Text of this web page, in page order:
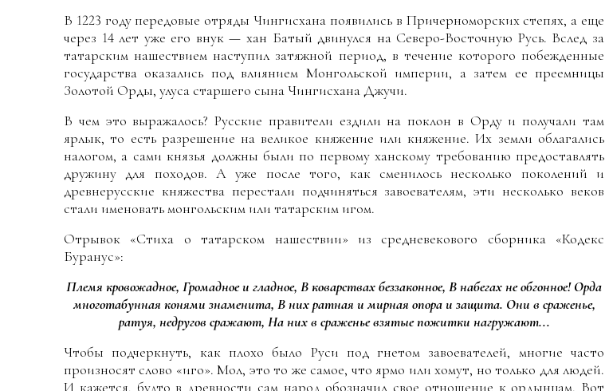
В 1223 году передовые отряды Чингисхана появились в Причерноморских степях, а еще
через 14 лет уже его внук — хан Батый двинулся на Северо-Восточную Русь. Вслед за
татарским нашествием наступил затяжной период, в течение которого побежденные
государства оказались под влиянием Монгольской империи, а затем ее преемницы
Золотой Орды, улуса старшего сына Чингисхана Джучи.
В чем это выражалось? Русские правители ездили на поклон в Орду и получали там
ярлык, то есть разрешение на великое княжение или княжение. Их земли облагались
налогом, а сами князья должны были по первому ханскому требованию предоставлять
дружину для походов. А уже после того, как сменилось несколько поколений и
древнерусские княжества перестали подчиняться завоевателям, эти несколько веков
стали именовать монгольским или татарским игом.
Отрывок «Стиха о татарском нашествии» из средневекового сборника «Кодекс
Буранус»:
Племя кровожадное, Громадное и гладное, В коварствах беззаконное, В набегах не обгонное! Орда
многотабунная конями знаменита, В них ратная и мирная опора и защита. Они в сраженье,
ратуя, недругов сражают, На них в сраженье взятые пожитки нагружают...
Чтобы подчеркнуть, как плохо было Руси под гнетом завоевателей, многие часто
произносят слово «иго». Мол, это то же самое, что ярмо или хомут, но только для людей.
И кажется, будто в древности сам народ обозначил свое отношение к ордынцам. Вот